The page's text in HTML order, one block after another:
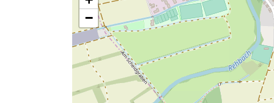
−